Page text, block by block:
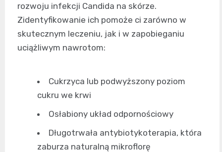
rozwoju infekcji Candida na skórze.
Zidentyfikowanie ich pomoże ci zarówno w
skutecznym leczeniu, jak i w zapobieganiu
uciążliwym nawrotom:
Cukrzyca lub podwyższony poziom
cukru we krwi
Osłabiony układ odpornościowy
Długotrwała antybiotykoterapia, która
zaburza naturalną mikroflorę